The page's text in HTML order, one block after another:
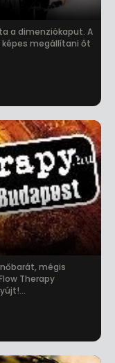
a dimenziókaput. A
megállítani őt
mégis
Therapy